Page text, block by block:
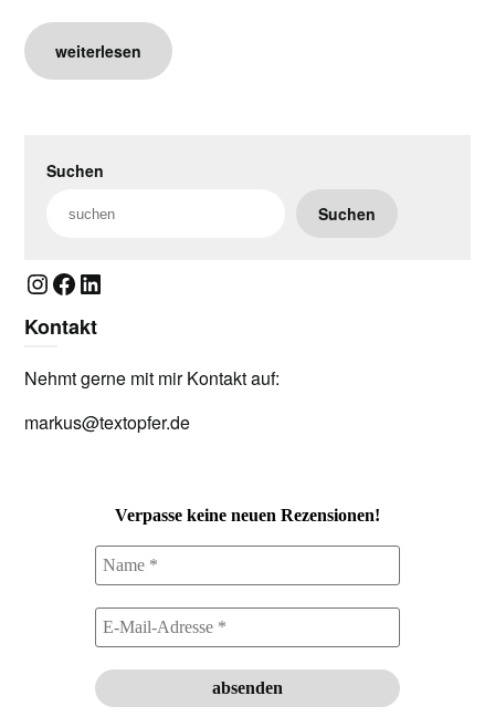
weiterlesen
Suchen
Suchen
Instagram
Facebook
LinkedIn
Kontakt
Nehmt gerne mit mir Kontakt auf:
markus@textopfer.de
Verpasse keine neuen Rezensionen!